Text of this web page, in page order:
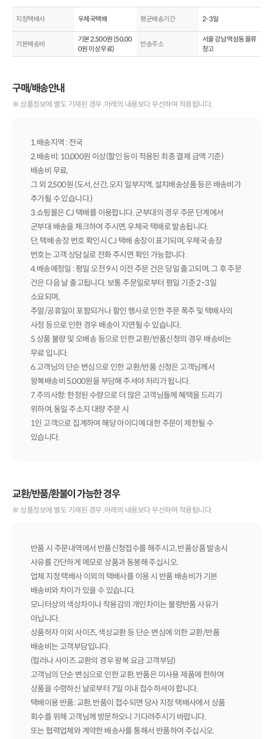
지정택배사 우체국택배 평균배송기간 2-3일
기본배송비
기본2,500원 (50,00
0원 이상 무료)
반송주소
서울 강남 역삼동 물류
창고
구매/배송안내
※ 상품정보에 별도 기재된 경우 ,아래의 내용보다 우선하여 적용됩니다.
1.배송지역 : 전국
2.배송비: 10,000원 이상(할인 등이 적용된 최종 결제 금액 기준)
배송비 무료,
그 외 2,500원 (도서, 산간, 오지 일부지역, 설치배송상품 등은 배송비가
추가될 수 있습니다.)
3.쇼핑몰은 CJ 택배를 이용합니다. 군부대의 경우 주문 단계에서
군부대 배송을 체크하여 주시면, 우체국 택배로 발송됩니다.
단, 택배 송장 번호 확인시 CJ 택배 송장이 표기되며, 우체국 송장
번호는 고객 상담실로 전화 주시면 확인 가능합니다.
4.배송예정일 : 평일 오전 9시 이전 주문 건은 당일 출고되며, 그 후 주문
건은 다음 날 출고됩니다. 보통 주문일로부터 평일 기준 2~3일
소요되며,
주말/공휴일이 포함되거나 할인 행사로 인한 주문 폭주 및 택배사의
사정 등으로 인한 경우 배송이 지연될 수 있습니다.
5.상품 불량 및 오배송 등으로 인한 교환/반품신청의 경우 배송비는
무료 입니다.
6.고객님의 단순 변심으로 인한 교환/반품 신청은 고객님께서
왕복배송비 5,000원을 부담해 주셔야 처리가 됩니다.
7.주의사항: 한정된 수량으로 더 많은 고객님들께 혜택을 드리기
위하여, 동일 주소지 대량 주문 시
1인 고객으로 집계하여 해당 아이디에 대한 주문이 제한될 수
있습니다.
교환/반품/환불이 가능한 경우
※ 상품정보에 별도 기재된 경우 ,아래의 내용보다 우선하여 적용됩니다.
반품 시 주문내역에서 반품신청접수를 해주시고, 반품상품 발송시
사유를 간단하게 메모로 상품과 동봉해 주십시오.
업체 지정 택배사 이외의 택배사를 이용 시 반품 배송비가 기본
배송비와 차이가 있을 수 있습니다.
모니터상의 색상차이나 착용감의 개인차이는 불량반품 사유가
아닙니다.
상품하자 이외 사이즈, 색상교환 등 단순 변심에 의한 교환/반품
배송비는 고객부담입니다.
(컬러나 사이즈 교환의 경우 왕복 요금 고객부담)
고객님의 단순 변심으로 인한 교환, 반품은 미사용 제품에 한하여
상품을 수령하신 날로부터 7일 이내 접수하셔야 합니다.
택배이용 반품: 교환, 반품이 접수되면 당사 지정 택배사에서 상품
회수를 위해 고객님께 방문하오니 기다려주시기 바랍니다.
또는 협력업체와 계약한 배송사를 통해서 반품하여 주십시오.